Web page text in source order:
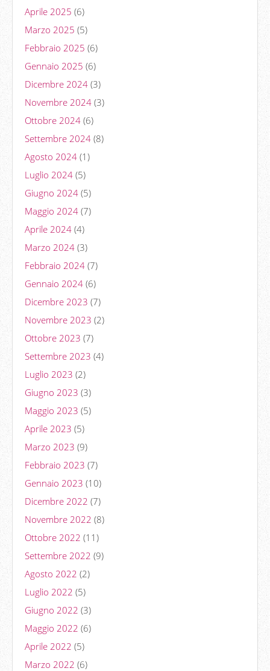
Aprile 2025 (6)
Marzo 2025 (5)
Febbraio 2025 (6)
Gennaio 2025 (6)
Dicembre 2024 (3)
Novembre 2024 (3)
Ottobre 2024 (6)
Settembre 2024 (8)
Agosto 2024 (1)
Luglio 2024 (5)
Giugno 2024 (5)
Maggio 2024 (7)
Aprile 2024 (4)
Marzo 2024 (3)
Febbraio 2024 (7)
Gennaio 2024 (6)
Dicembre 2023 (7)
Novembre 2023 (2)
Ottobre 2023 (7)
Settembre 2023 (4)
Luglio 2023 (2)
Giugno 2023 (3)
Maggio 2023 (5)
Aprile 2023 (5)
Marzo 2023 (9)
Febbraio 2023 (7)
Gennaio 2023 (10)
Dicembre 2022 (7)
Novembre 2022 (8)
Ottobre 2022 (11)
Settembre 2022 (9)
Agosto 2022 (2)
Luglio 2022 (5)
Giugno 2022 (3)
Maggio 2022 (6)
Aprile 2022 (5)
Marzo 2022 (6)